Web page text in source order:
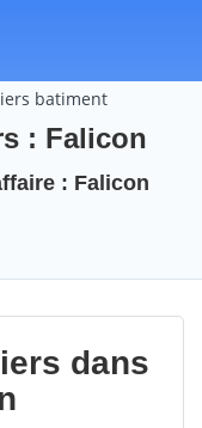
batiment
: Falicon
: Falicon
dans